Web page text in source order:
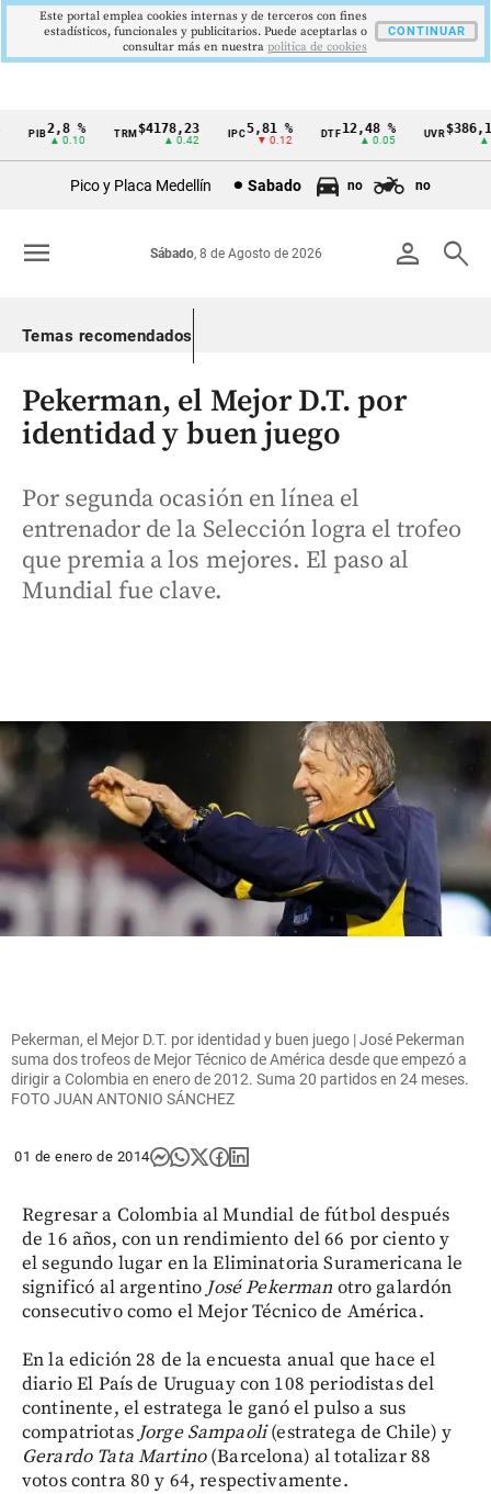
Cintillo
Colombia
PIB2,8 %
▲ 0.10
TRM$4178,23
▲ 0.42
5,81 %
▼ 0.12
DTF12,48 %
▲ 0.05
UVR
▲
Pico y Placa Medellín Sabado no no
person search
Sábado, 8 de Agosto de 2026
menu
Temas recomendados
Pekerman, el Mejor D.T. por
identidad y buen juego
Por segunda ocasión en línea el
entrenador de la Selección logra el trofeo
que premia a los mejores. El paso al
Mundial fue clave.
Pekerman, el Mejor D.T. por identidad y buen juego | José Pekerman
suma dos trofeos de Mejor Técnico de América desde que empezó a
dirigir a Colombia en enero de 2012. Suma 20 partidos en 24 meses.
FOTO JUAN ANTONIO SÁNCHEZ
01 de enero de 2014
Regresar a Colombia al Mundial de fútbol después
de 16 años, con un rendimiento del 66 por ciento y
el segundo lugar en la Eliminatoria Suramericana le
significó al argentino José Pekerman otro galardón
consecutivo como el Mejor Técnico de América.
En la edición 28 de la encuesta anual que hace el
diario El País de Uruguay con 108 periodistas del
continente, el estratega le ganó el pulso a sus
compatriotasJorge Sampaoli(estratega de Chile) y
Gerardo Tata Martino(Barcelona) al totalizar 88
votos contra 80 y 64, respectivamente.
Este portal emplea cookies internas y de terceros con fines
estadísticos, funcionales y publicitarios. Puede aceptarlas o
consultar más en nuestra politica de cookies
CONTINUAR